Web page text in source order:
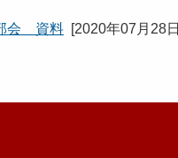
会 資料 [2020年07月28日